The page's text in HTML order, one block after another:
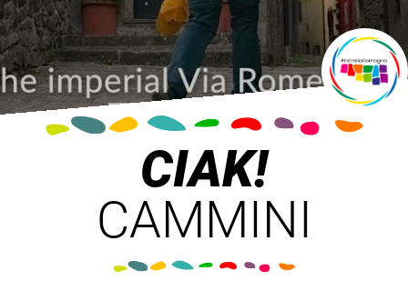
CIAK!
CAMMINI